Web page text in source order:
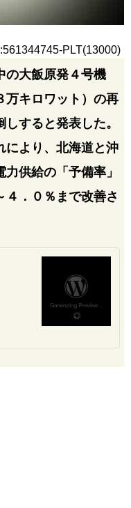
PLT(13000)
大飯原発４号機
万キロワット）の再
すると発表した。
により、北海道と沖
供給の「予備率」
４．０％まで改善さ